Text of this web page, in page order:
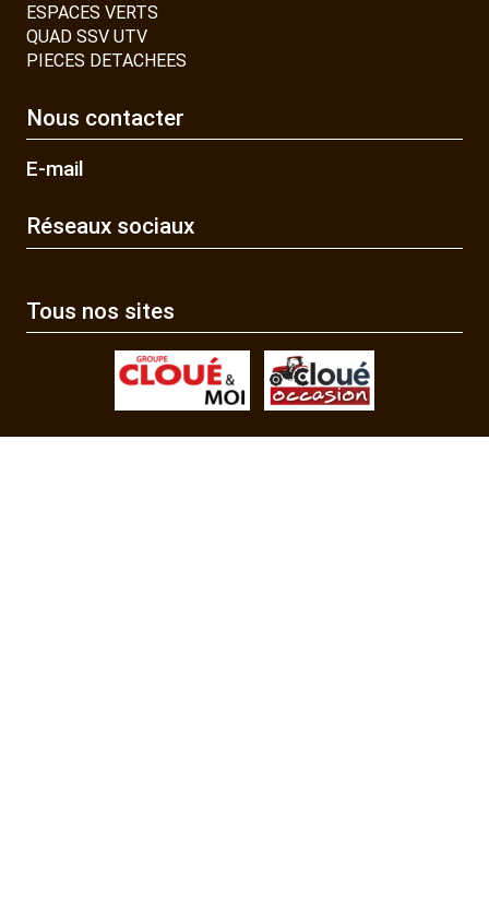
ESPACES VERTS
QUAD SSV UTV
PIECES DETACHEES
Nous contacter
E-mail
Réseaux sociaux
Tous nos sites